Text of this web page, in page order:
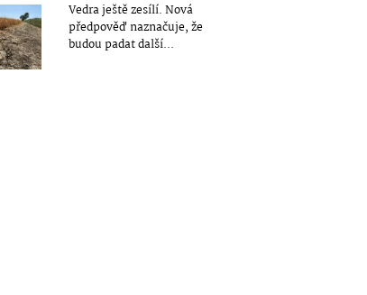
Vedra ještě zesílí. Nová
předpověď naznačuje, že
budou padat další...